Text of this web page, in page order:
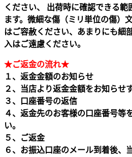
ください、 出荷時に確認できる範
ます。微細な傷（ミリ単位の傷）
はご容赦ください、あまりにも細
入はご遠慮ください。
★ご返金の流れ★
１、返金金額のお知らせ
２、当店より返金金額をお知らせ
３、口座番号の返信
４、返金先のお客様の口座番号等
い。
５、ご返金
６、お振込口座のメール到着後、